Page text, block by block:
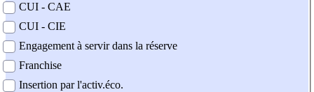
CUI - CAE
CUI - CIE
Engagement à servir dans la réserve
Franchise
Insertion par l'activ.éco.